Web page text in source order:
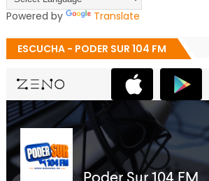
Powered by Translate
ESCUCHA - PODER SUR 104 FM